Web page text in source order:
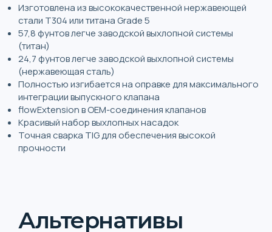
Изготовлена из высококачественной нержавеющей
стали T304 или титана Grade 5
57,8 фунтов легче заводской выхлопной системы
(титан)
24,7 фунтов легче заводской выхлопной системы
(нержавеющая сталь)
Полностью изгибается на оправке для максимального
интеграции выпускного клапана
flowExtension в OEM-соединения клапанов
Красивый набор выхлопных насадок
Точная сварка TIG для обеспечения высокой
прочности
Альтернативы